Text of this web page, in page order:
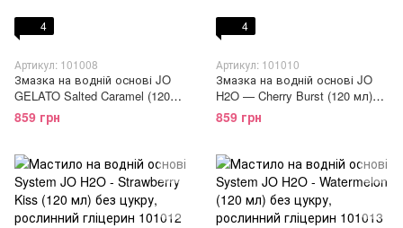
4
Артикул: 101008
Змазка на водній основі JO
GELATO Salted Caramel (120
мл) без цукру, парабенів та
гліколю
859 грн
4
Артикул: 101010
Змазка на водній основі JO
H2O — Cherry Burst (120 мл)
без цукру, рослинний гліцерин
859 грн